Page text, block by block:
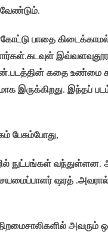
பாதை
கதை உண்மை
இருக்கிறது. இந்தப்
பேசும்போது,
நுட்பங்கள் வந்துள்ளன.
ஷரத்